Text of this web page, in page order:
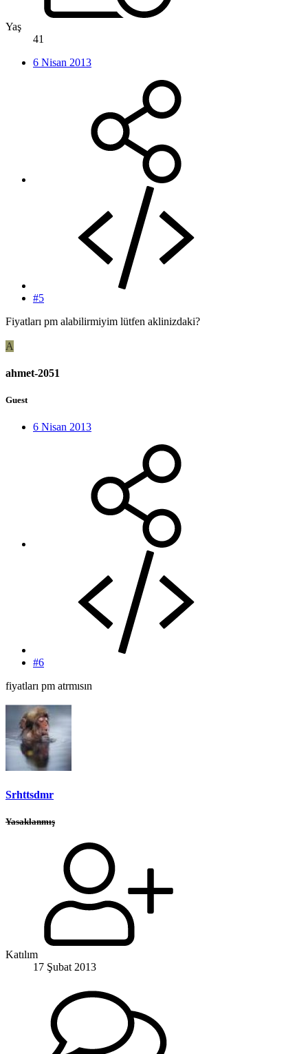
Yaş
41
6 Nisan 2013
#5
Fiyatları pm alabilirmiyim lütfen aklinizdaki?
A
ahmet-2051
Guest
6 Nisan 2013
#6
fiyatları pm atrmısın
Srhttsdmr
Yasaklanmış
Katılım
17 Şubat 2013